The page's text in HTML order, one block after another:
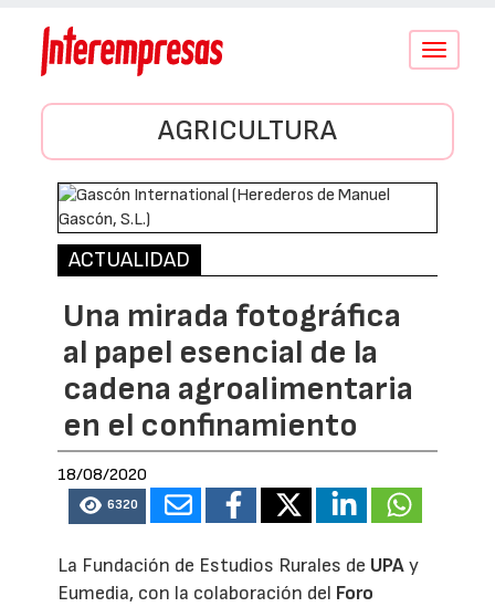
Conmutar
AGRICULTURA
ACTUALIDAD
Una mirada fotográfica
al papel esencial de la
cadena agroalimentaria
en el confinamiento
18/08/2020
6320
La Fundación de Estudios Rurales de UPAy
Eumedia, con la colaboración del Foro